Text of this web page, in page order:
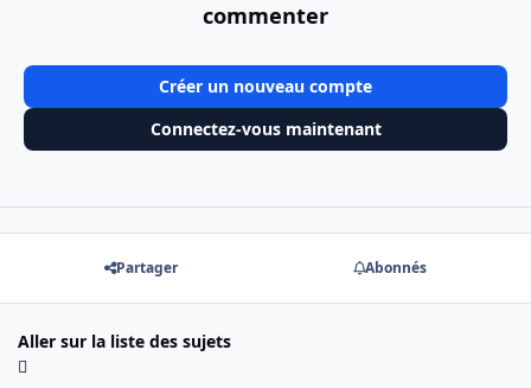
commenter
Créer un nouveau compte
Connectez-vous maintenant
Partager Abonnés
Aller sur la liste des sujets